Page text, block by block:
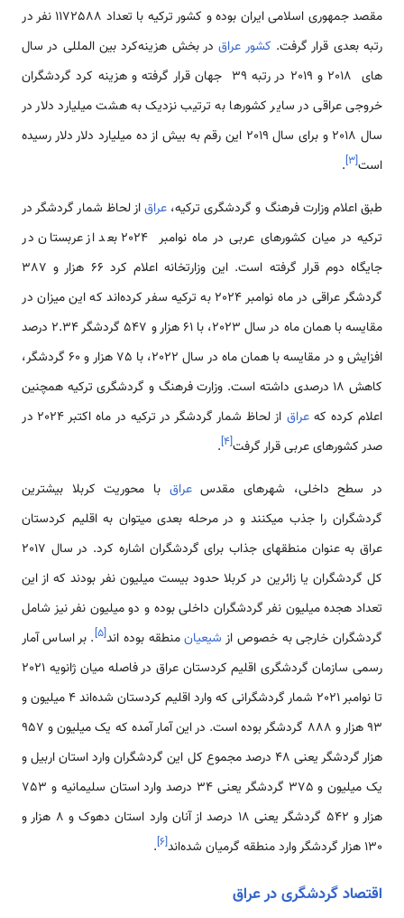
مقصد جمهوری اسلامی ایران بوده و کشور ترکیه با تعداد 1172588 نفر در
رتبه بعدی قرار گرفت. کشور عراقدر بخش هزینه‌کرد بین المللی در سال
های 2018 و 2019 در رتبه 39 جهان قرار گرفته و هزینه کرد گردشگران
خروجی عراقی در سایر کشورها به ترتیب نزدیک به هشت میلیارد دلار در
سال 2018 و برای سال 2019 این رقم به بیش از ده میلیارد دلار دلار رسیده
است[۳]
.
طبق اعلام وزارت فرهنگ و گردشگری ترکیه،عراقاز لحاظ شمار گردشگر در
ترکیه در میان کشورهای عربی در ماه نوامبر 2024 بعد از عربستان در
جایگاه دوم قرار گرفته است. این وزارتخانه اعلام کرد 66 هزار و 387
گردشگر عراقی در ماه نوامبر 2024 به ترکیه سفر کرده‌اند که این میزان در
مقایسه با همان ماه در سال 2023، با 61 هزار و 547 گردشگر 2.34 درصد
افزایش و در مقایسه با همان ماه در سال 2022، با 75 هزار و 60 گردشگر،
کاهش 18 درصدی داشته است. وزارت فرهنگ و گردشگری ترکیه همچنین
اعلام کرده کهعراق
از لحاظ شمار گردشگر در ترکیه در ماه اکتبر 2024 در
صدر کشورهای عربی قرار گرفت[۴]
.
در سطح داخلی، شهرهای مقدسعراق با محوریت کربلا بیشترین
گردشگران را جذب می­کنند و در مرحله بعدی می­توان به اقلیم کردستان
عراق به عنوان منطقه­ای جذاب برای گردشگران اشاره کرد. در سال 2017
کل گردشگران یا زائرین در کربلا حدود بیست میلیون نفر بودند که از این
تعداد هجده میلیون نفر گردشگران داخلی بوده و دو میلیون نفر نیز شامل
گردشگران خارجی به خصوص از شیعیانمنطقه بوده ­اند[۵]. بر اساس آمار
رسمی سازمان گردشگری اقلیم کردستان عراق در فاصله میان ژانویه 2021
تا نوامبر 2021 شمار گردشگرانی که وارد اقلیم کردستان شده‌اند 4 میلیون و
93 هزار و 888 گردشگر بوده است. در این آمار آمده که یک میلیون و 957
هزار گردشگر یعنی 48 درصد مجموع کل این گردشگران وارد استان اربیل و
یک میلیون و 375 گردشگر یعنی 34 درصد وارد استان سلیمانیه و 753
هزار و 542 گردشگر یعنی 18 درصد از آنان وارد استان دهوک و 8 هزار و
130 هزار گردشگر وارد منطقه گرمیان شده‌اند
[۶]
.
اقتصاد گردشگری در عراق